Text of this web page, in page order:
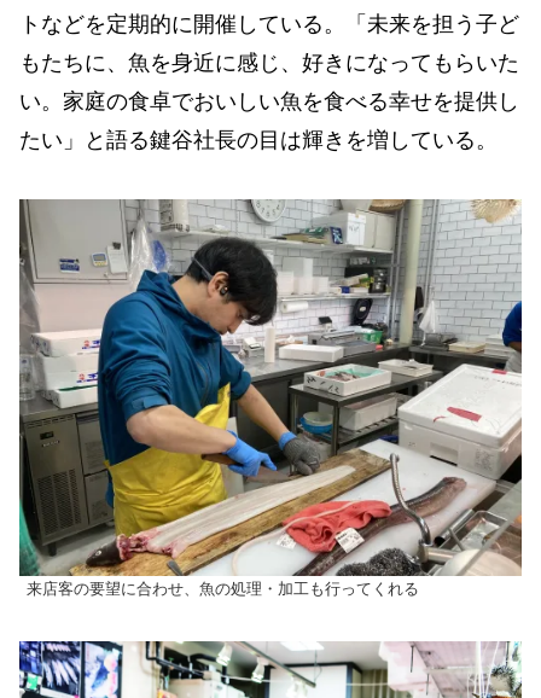
トなどを定期的に開催している。「未来を担う子ど
もたちに、魚を身近に感じ、好きになってもらいた
い。家庭の食卓でおいしい魚を食べる幸せを提供し
たい」と語る鍵谷社長の目は輝きを増している。
来店客の要望に合わせ、魚の処理・加工も行ってくれる